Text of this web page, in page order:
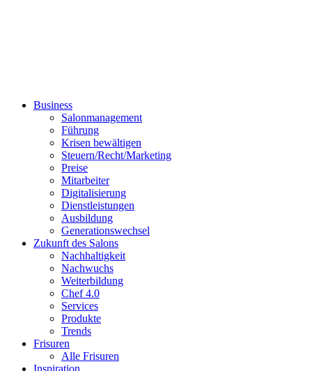
Business
Salonmanagement
Führung
Krisen bewältigen
Steuern/Recht/Marketing
Preise
Mitarbeiter
Digitalisierung
Dienstleistungen
Ausbildung
Generationswechsel
Zukunft des Salons
Nachhaltigkeit
Nachwuchs
Weiterbildung
Chef 4.0
Services
Produkte
Trends
Frisuren
Alle Frisuren
Inspiration